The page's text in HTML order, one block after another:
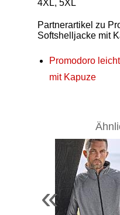
4XL, 5XL
Partnerartikel zu
Softshelljacke mit
Promodoro
mit Kapuze
«